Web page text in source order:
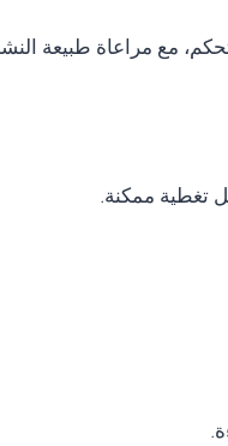
مع مراعاة طبيعة
تغطية ممكنة.